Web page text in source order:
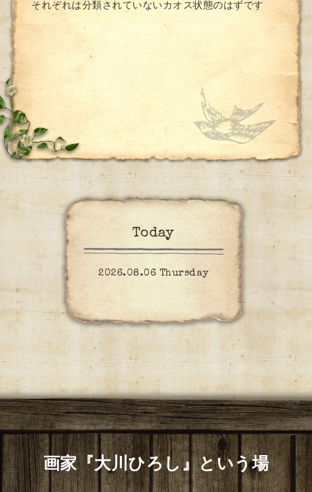
それぞれは分類されていないカオス状態のはずです
Today
2026.08.06 Thursday
画家『大川ひろし』という場